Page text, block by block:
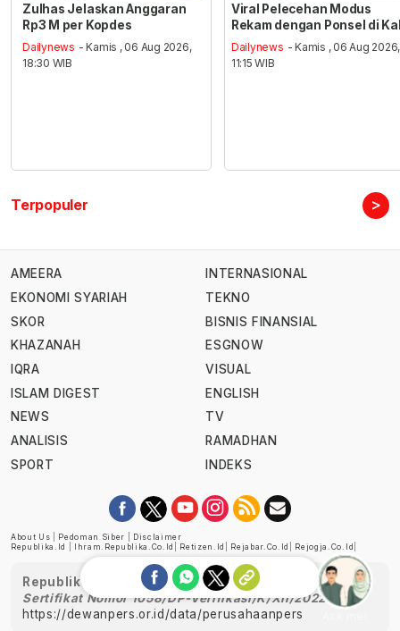
Zulhas Jelaskan Anggaran
Rp3 M per Kopdes
Dailynews - Kamis , 06 Aug 2026,
18:30 WIB
Viral Pelecehan Modus
Rekam dengan Ponsel di
Dailynews - Kamis , 06 Aug 2026,
11:15 WIB
Terpopuler >
AMEERA
EKONOMI SYARIAH
SKOR
KHAZANAH
IQRA
ISLAM DIGEST
NEWS
ANALISIS
SPORT
INTERNASIONAL
TEKNO
BISNIS FINANSIAL
ESGNOW
VISUAL
ENGLISH
TV
RAMADHAN
INDEKS
About Us Pedoman Siber
Disclaimer
Republika.id
Ihram.republika.co.id Retizen.id Rejabar.co.id Rejogja.co.id
Republika telah diverifikasi oleh Dewan Pers
Sertifikat Nomor 1058/DP-Verifikasi/K/XII/2022
https://dewanpers.or.id/data/perusahaanpers